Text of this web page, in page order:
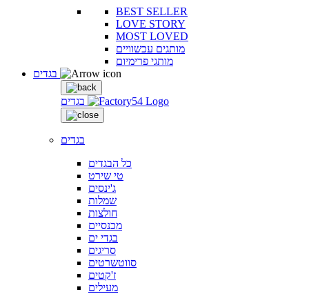
BEST SELLER
LOVE STORY
MOST LOVED
מותגים עכשוויים
מותגי פרימיום
בגדים
בגדים
כל הבגדים
טי שירט
ג'ינסים
שמלות
חולצות
מכנסיים
בגדי ים
סריגים
סווטשרטים
ז'קטים
מעילים